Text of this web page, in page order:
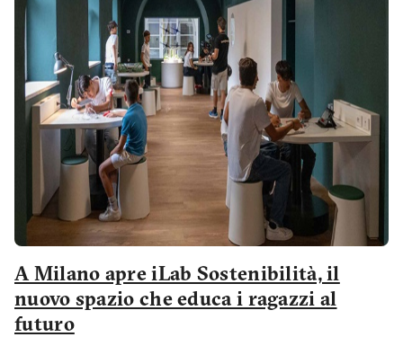
A Milano apre iLab Sostenibilità, il
nuovo spazio che educa i ragazzi al
futuro